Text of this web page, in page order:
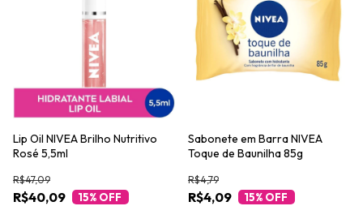
Lip Oil NIVEA Brilho Nutritivo
Rosé 5,5ml
R$40,09
R$47,09
15% OFF
Sabonete em Barra NIVEA
Toque de Baunilha 85g
R$4,09
R$4,79
15% OFF